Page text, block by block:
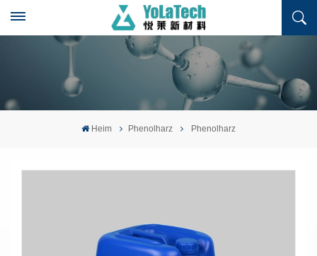
Heim Phenolharz Phenolharz